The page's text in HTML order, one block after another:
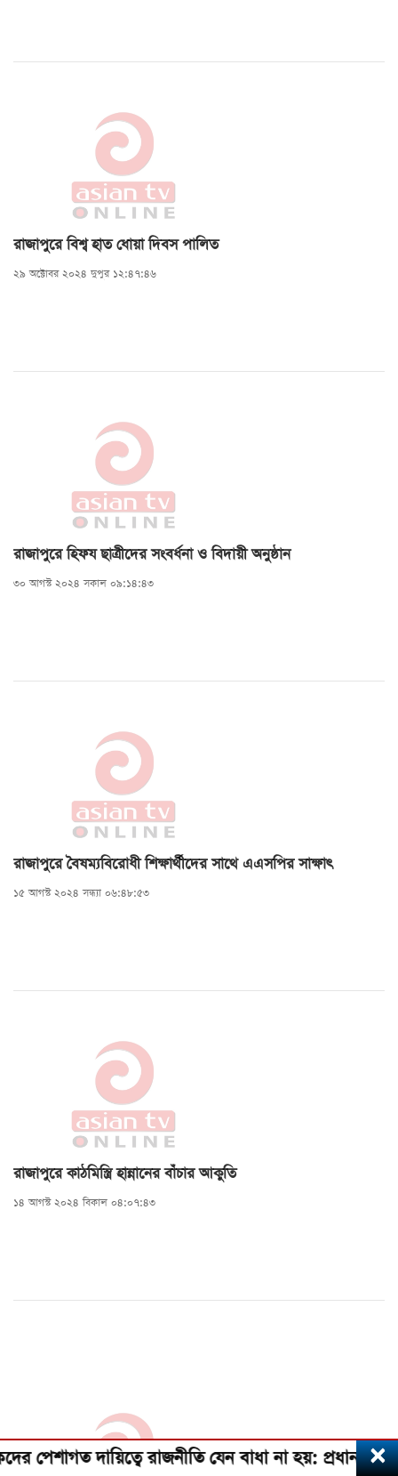
রাজাপুরে বিশ্ব হাত ধোয়া দিবস পালিত
২৯ অক্টোবর ২০২৪ দুপুর ১২:৪৭:৪৬
রাজাপুরে হিফয ছাত্রীদের সংবর্ধনা ও বিদায়ী অনুষ্ঠান
৩০ আগস্ট ২০২৪ সকাল ০৯:১৪:৪৩
রাজাপুরে বৈষম্যবিরোধী শিক্ষার্থীদের সাথে এএসপির সাক্ষাৎ
১৫ আগস্ট ২০২৪ সন্ধ্যা ০৬:৪৮:৫৩
রাজাপুরে কাঠমিস্ত্রি হান্নানের বাঁচার আকুতি
১৪ আগস্ট ২০২৪ বিকাল ০৪:০৭:৪৩
দায়িত্বে রাজনীতি যেন বাধা না হয়: প্রধানমন্ত্রী ×